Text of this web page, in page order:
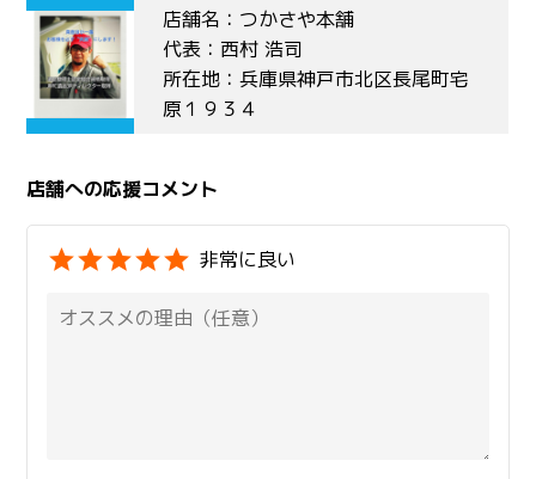
店舗名：つかさや本舗
代表：西村 浩司
所在地：兵庫県神戸市北区長尾町宅
原１９３４
店舗への応援コメント
非常に良い